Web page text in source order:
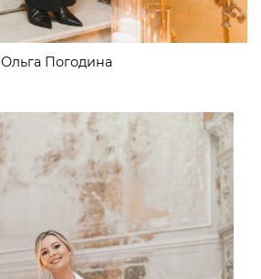
Ольга Погодина